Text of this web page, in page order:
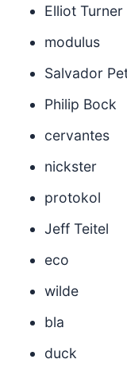
Elliot Turner
modulus
Salvador
Philip Bock
cervantes
nickster
protokol
Jeff Teitel
eco
wilde
bla
duck